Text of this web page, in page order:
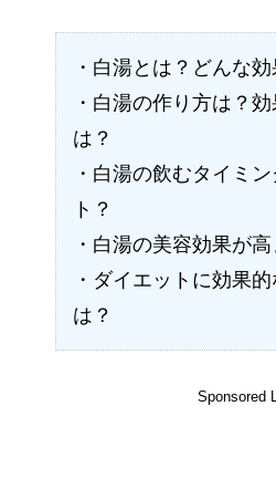
・白湯とは？どんな
・白湯の作り方は？
は？
・白湯の飲むタイミ
ト？
・白湯の美容効果が
・ダイエットに効果
は？
Sponsored